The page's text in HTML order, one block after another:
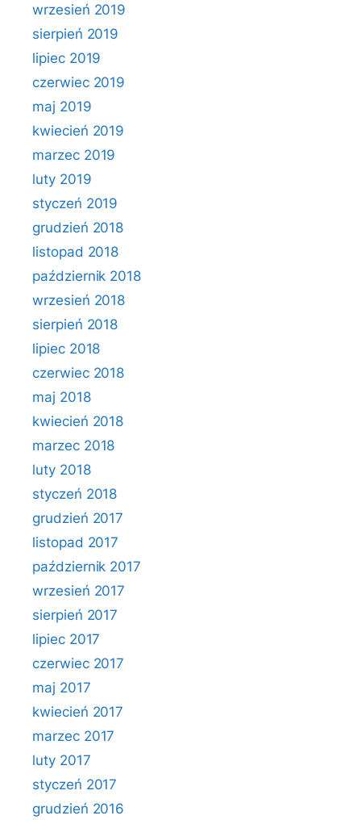
wrzesień 2019
sierpień 2019
lipiec 2019
czerwiec 2019
maj 2019
kwiecień 2019
marzec 2019
luty 2019
styczeń 2019
grudzień 2018
listopad 2018
październik 2018
wrzesień 2018
sierpień 2018
lipiec 2018
czerwiec 2018
maj 2018
kwiecień 2018
marzec 2018
luty 2018
styczeń 2018
grudzień 2017
listopad 2017
październik 2017
wrzesień 2017
sierpień 2017
lipiec 2017
czerwiec 2017
maj 2017
kwiecień 2017
marzec 2017
luty 2017
styczeń 2017
grudzień 2016